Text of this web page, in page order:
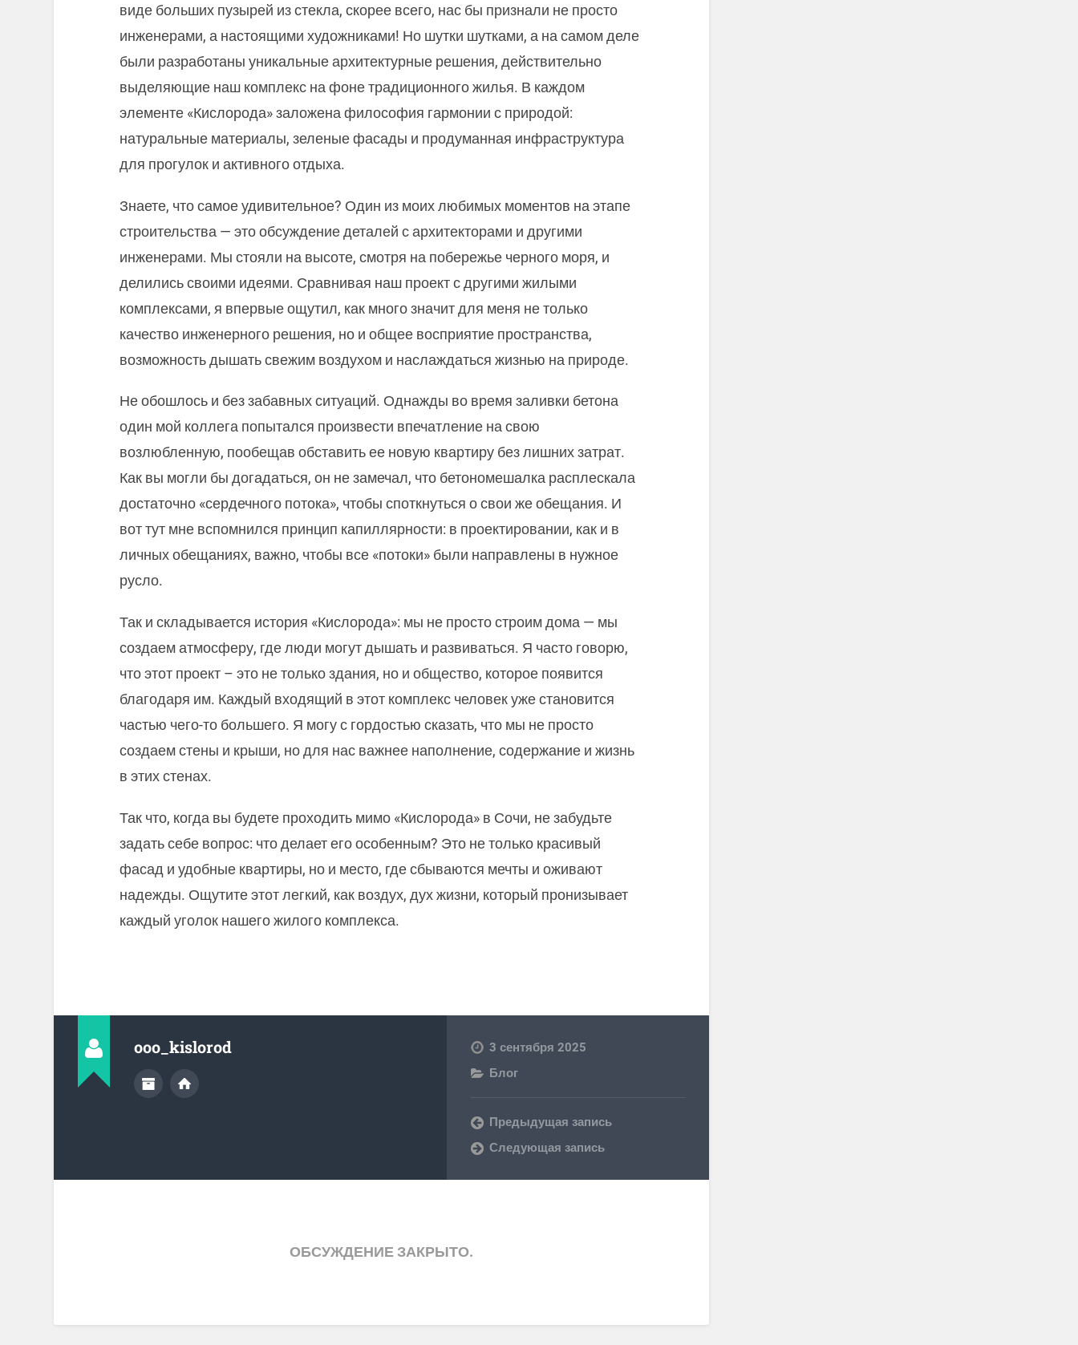
виде больших пузырей из стекла, скорее всего, нас бы признали не просто
инженерами, а настоящими художниками! Но шутки шутками, а на самом деле
были разработаны уникальные архитектурные решения, действительно
выделяющие наш комплекс на фоне традиционного жилья. В каждом
элементе «Кислорода» заложена философия гармонии с природой:
натуральные материалы, зеленые фасады и продуманная инфраструктура
для прогулок и активного отдыха.
Знаете, что самое удивительное? Один из моих любимых моментов на этапе
строительства — это обсуждение деталей с архитекторами и другими
инженерами. Мы стояли на высоте, смотря на побережье черного моря, и
делились своими идеями. Сравнивая наш проект с другими жилыми
комплексами, я впервые ощутил, как много значит для меня не только
качество инженерного решения, но и общее восприятие пространства,
возможность дышать свежим воздухом и наслаждаться жизнью на природе.
Не обошлось и без забавных ситуаций. Однажды во время заливки бетона
один мой коллега попытался произвести впечатление на свою
возлюбленную, пообещав обставить ее новую квартиру без лишних затрат.
Как вы могли бы догадаться, он не замечал, что бетономешалка расплескала
достаточно «сердечного потока», чтобы споткнуться о свои же обещания. И
вот тут мне вспомнился принцип капиллярности: в проектировании, как и в
личных обещаниях, важно, чтобы все «потоки» были направлены в нужное
русло.
Так и складывается история «Кислорода»: мы не просто строим дома — мы
создаем атмосферу, где люди могут дышать и развиваться. Я часто говорю,
что этот проект – это не только здания, но и общество, которое появится
благодаря им. Каждый входящий в этот комплекс человек уже становится
частью чего-то большего. Я могу с гордостью сказать, что мы не просто
создаем стены и крыши, но для нас важнее наполнение, содержание и жизнь
в этих стенах.
Так что, когда вы будете проходить мимо «Кислорода» в Сочи, не забудьте
задать себе вопрос: что делает его особенным? Это не только красивый
фасад и удобные квартиры, но и место, где сбываются мечты и оживают
надежды. Ощутите этот легкий, как воздух, дух жизни, который пронизывает
каждый уголок нашего жилого комплекса.
ooo_kislorod
3 сентября 2025
Блог
Предыдущая запись
Следующая запись
ОБСУЖДЕНИЕ ЗАКРЫТО.